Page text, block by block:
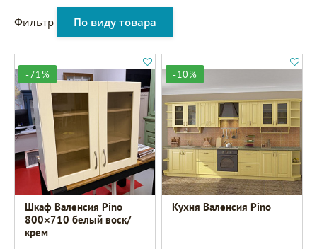
Фильтр По виду товара
-71%
Шкаф Валенсия Pino
800×710 белый воск/
крем
-10%
Кухня Валенсия Pino